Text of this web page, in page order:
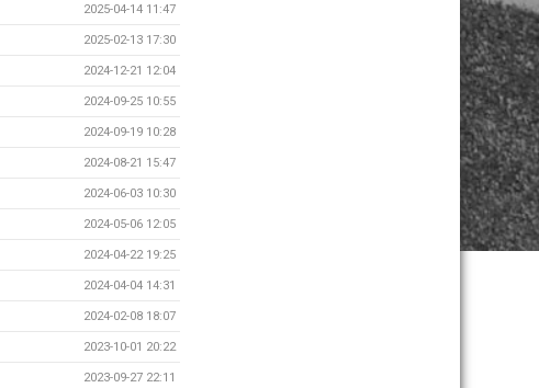
2025-04-14 11:47
2025-02-13 17:30
2024-12-21 12:04
2024-09-25 10:55
2024-09-19 10:28
2024-08-21 15:47
2024-06-03 10:30
2024-05-06 12:05
2024-04-22 19:25
2024-04-04 14:31
2024-02-08 18:07
2023-10-01 20:22
2023-09-27 22:11